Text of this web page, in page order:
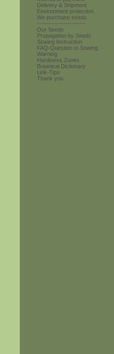
Delivery & Shipment
Environment protection
We purchase seeds
------------------------
Our Seeds
Propagation by Seeds
Sowing Instruction
FAQ-Question to Sowing
Warning
Hardiness Zones
Botanical Dictionary
Link-Tips
Thank you